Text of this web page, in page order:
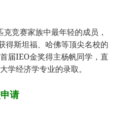
竞赛家族中最年轻的成员，
得斯坦福、哈佛等顶尖名校的
届IEO金奖得主杨帆同学，直
学经济学专业的录取。
请